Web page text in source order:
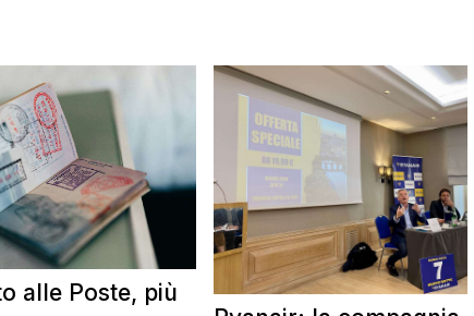
alle Poste, più